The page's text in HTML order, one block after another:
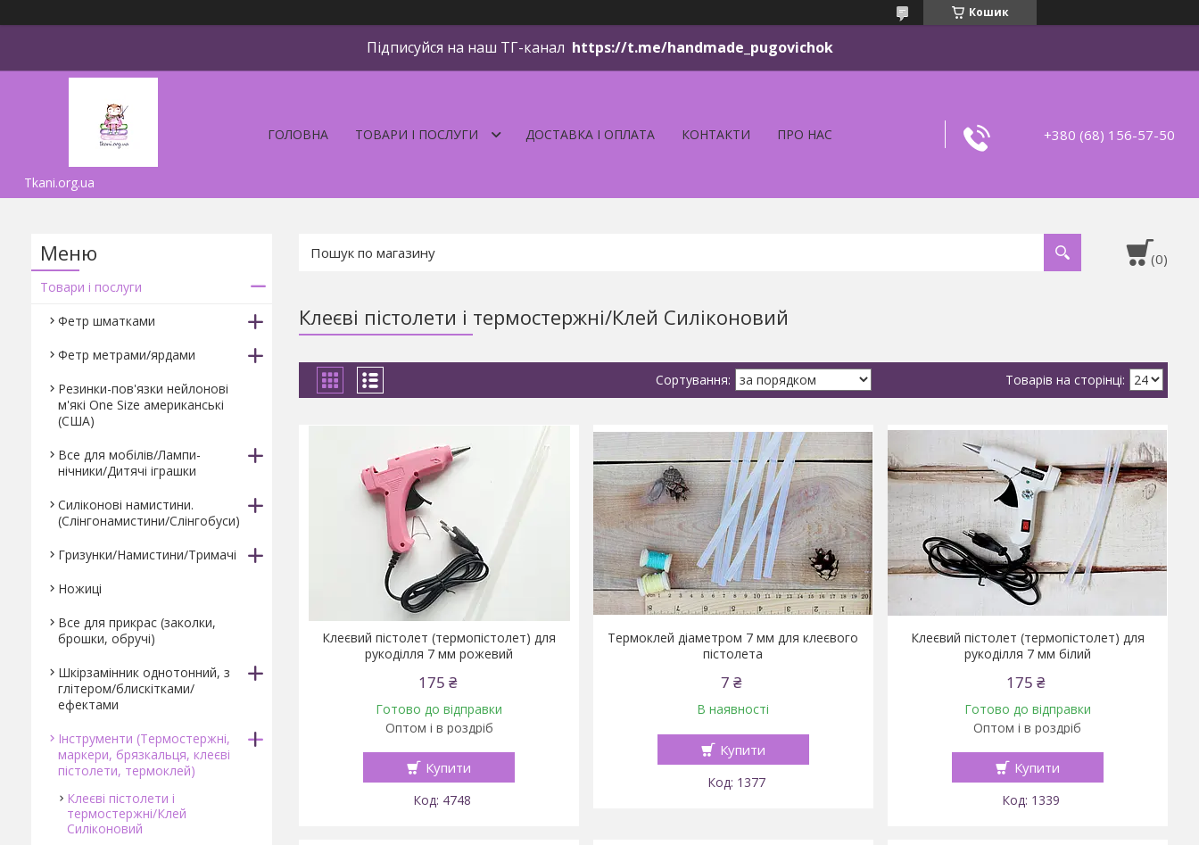
Кошик
Підписуйся на наш ТГ-канал https://t.me/handmade_pugovichok
Tkani.org.ua
ГОЛОВНА ТОВАРИ І ПОСЛУГИ ДОСТАВКА І ОПЛАТА КОНТАКТИ ПРО НАС +380 (68) 156-57-50
Клеєві пістолети і термостержні/Клей Силіконовий
Клеєвий пістолет (термопістолет) для
рукоділля 7 мм рожевий
175 ₴
Готово до відправки
Оптом і в роздріб
Купити
4748
Термоклей діаметром 7 мм для клеєвого
пістолета
7 ₴
В наявності
Купити
1377
Клеєвий пістолет (термопістолет) для
рукоділля 7 мм білий
175 ₴
Готово до відправки
Оптом і в роздріб
Купити
1339
Товари і послуги
Фетр шматками
Фетр метрами/ярдами
Резинки-пов'язки нейлонові
м'які One Size американські
(США)
Все для мобілів/Лампи-
нічники/Дитячі іграшки
Силіконові намистини.
(Слінгонамистини/Слінгобуси)
Гризунки/Намистини/Тримачі
Ножиці
Все для прикрас (заколки,
брошки, обручі)
Шкірзамінник однотонний, з
глітером/блискітками/
ефектами
Інструменти (Термостержні,
маркери, брязкальця, клеєві
пістолети, термоклей)
Клеєві пістолети і
термостержні/Клей
Силіконовий